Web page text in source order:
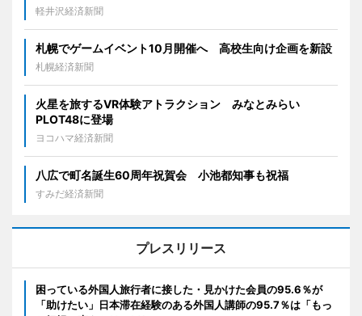
軽井沢経済新聞
札幌でゲームイベント10月開催へ 高校生向け企画を新設
札幌経済新聞
火星を旅するVR体験アトラクション みなとみらい
PLOT48に登場
ヨコハマ経済新聞
八広で町名誕生60周年祝賀会 小池都知事も祝福
すみだ経済新聞
プレスリリース
困っている外国人旅行者に接した・見かけた会員の95.6％が
「助けたい」日本滞在経験のある外国人講師の95.7％は「もっ